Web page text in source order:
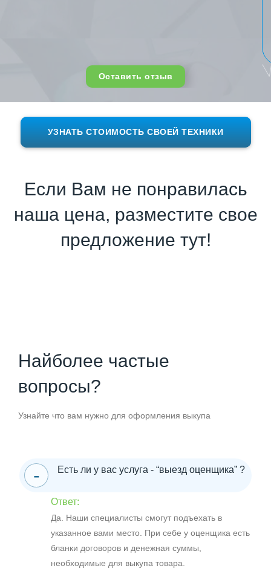
Оставить отзыв
УЗНАТЬ СТОИМОСТЬ СВОЕЙ ТЕХНИКИ
Если Вам не понравилась
наша цена, разместите свое
предложение тут!
Найболее частые
вопросы?
Узнайте что вам нужно для оформления выкупа
Есть ли у вас услуга - “выезд оценщика” ?
Ответ:
Да. Наши специалисты смогут подъехать в
указанное вами место. При себе у оценщика есть
бланки договоров и денежная суммы,
необходимые для выкупа товара.